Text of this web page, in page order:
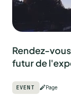
Rendez-
futur de
EVENT Page